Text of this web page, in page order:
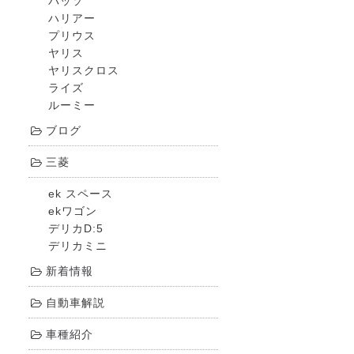
ハリアー
プリウス
ヤリス
ヤリスクロス
ライズ
ルーミー
ブログ
三菱
ek スペース
ekワゴン
デリカD:5
デリカミニ
新着情報
自動車解説
車種紹介